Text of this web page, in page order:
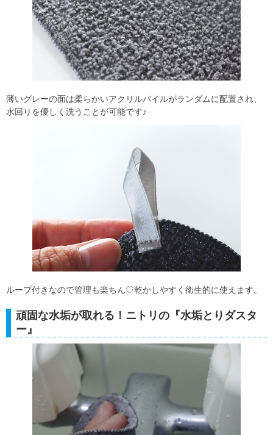
薄いグレーの面は柔らかいアクリルパイルがランダムに配置され、
水回りを優しく洗うことが可能です♪
ループ付きなので管理も楽ちん♡乾かしやすく衛生的に使えます。
頑固な水垢が取れる！ニトリの『水垢とりダスタ
ー』